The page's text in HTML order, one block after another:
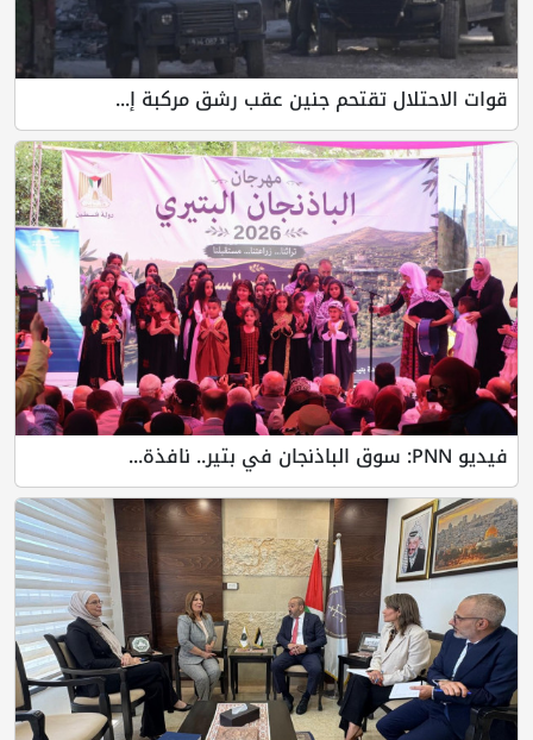
قوات الاحتلال تقتحم جنين عقب رشق مركبة إ...
فيديو PNN: سوق الباذنجان في بتير.. نافذة...